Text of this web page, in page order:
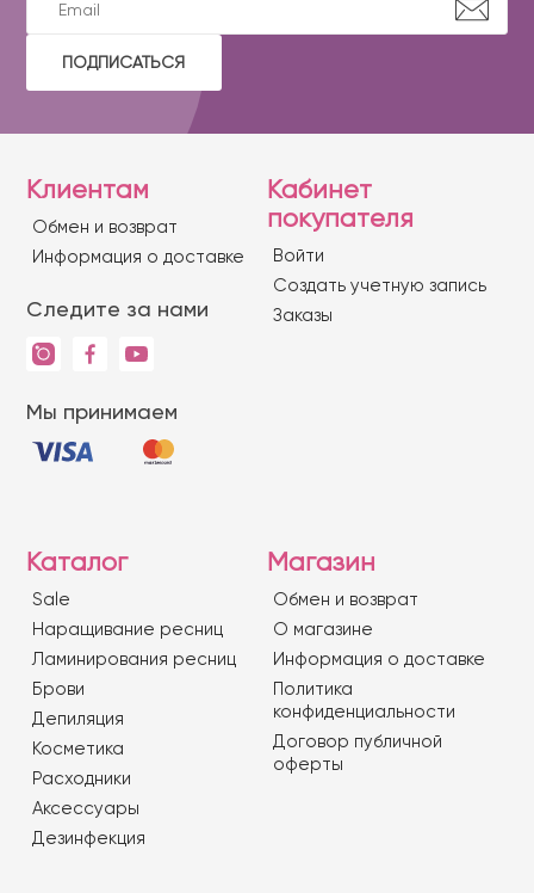
ПОДПИСАТЬСЯ
Клиентам
Обмен и возврат
Информация о доставке
Следите за нами
Мы принимаем
Кабинет
покупателя
Войти
Создать учетную запись
Заказы
Каталог
Sale
Наращивание ресниц
Ламинирования ресниц
Брови
Депиляция
Косметика
Расходники
Аксессуары
Дезинфекция
Магазин
Обмен и возврат
О магазине
Информация о доставке
Политика
конфиденциальности
Договор публичной
оферты